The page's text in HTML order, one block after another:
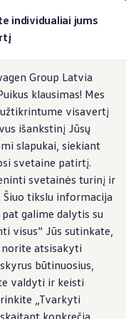
individualiai jums
Group Latvia
klausimas! Mes
visavertį
išankstinį Jūsų
slapukai, siekiant
svetaine patirtį.
svetainės turinį ir
tikslu informacija
galime dalytis su
visus“ Jūs sutinkate,
norite atsisakyti
būtinuosius,
valdyti ir keisti
„Tvarkyti
konkrečią
Pasiruošę bet
mobilumo
daugiau jokio alyvos
atnaujinimas*
orai?
rodo